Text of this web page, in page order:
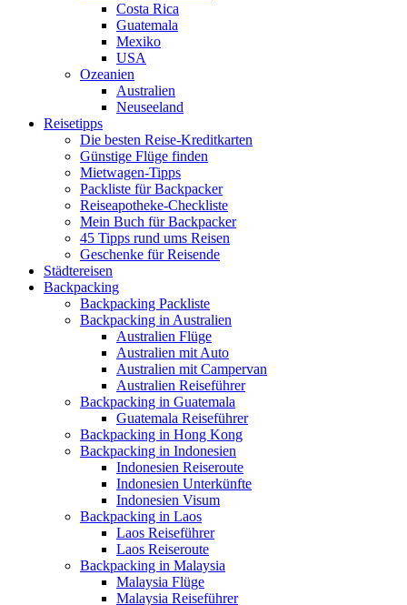
Costa Rica
Guatemala
Mexiko
USA
Ozeanien
Australien
Neuseeland
Reisetipps
Die besten Reise-Kreditkarten
Günstige Flüge finden
Mietwagen-Tipps
Packliste für Backpacker
Reiseapotheke-Checkliste
Mein Buch für Backpacker
45 Tipps rund ums Reisen
Geschenke für Reisende
Städtereisen
Backpacking
Backpacking Packliste
Backpacking in Australien
Australien Flüge
Australien mit Auto
Australien mit Campervan
Australien Reiseführer
Backpacking in Guatemala
Guatemala Reiseführer
Backpacking in Hong Kong
Backpacking in Indonesien
Indonesien Reiseroute
Indonesien Unterkünfte
Indonesien Visum
Backpacking in Laos
Laos Reiseführer
Laos Reiseroute
Backpacking in Malaysia
Malaysia Flüge
Malaysia Reiseführer